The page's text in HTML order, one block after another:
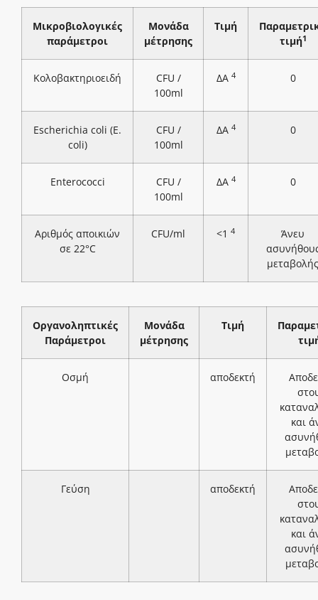
Μικροβιολογικές
παράμετροι
Μονάδα
μέτρησης
Τιμή
τιμή1
Κολοβακτηριοειδή
CFU /
100ml
ΔΑ 4 0
Escherichia coli (E.
coli)
CFU /
100ml
ΔΑ 4 0
Enterococci
CFU /
100ml
ΔΑ 4 0
Αριθμός αποικιών
σε 22°C
CFU/ml <1 4
Άνευ
μεταβολής
Οργανοληπτικές
Παράμετροι
Μονάδα
μέτρησης
Τιμή
Οσμή αποδεκτή
και
Γεύση αποδεκτή
και